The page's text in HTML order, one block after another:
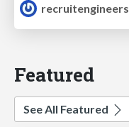
recruitengineers
Featured
See All Featured